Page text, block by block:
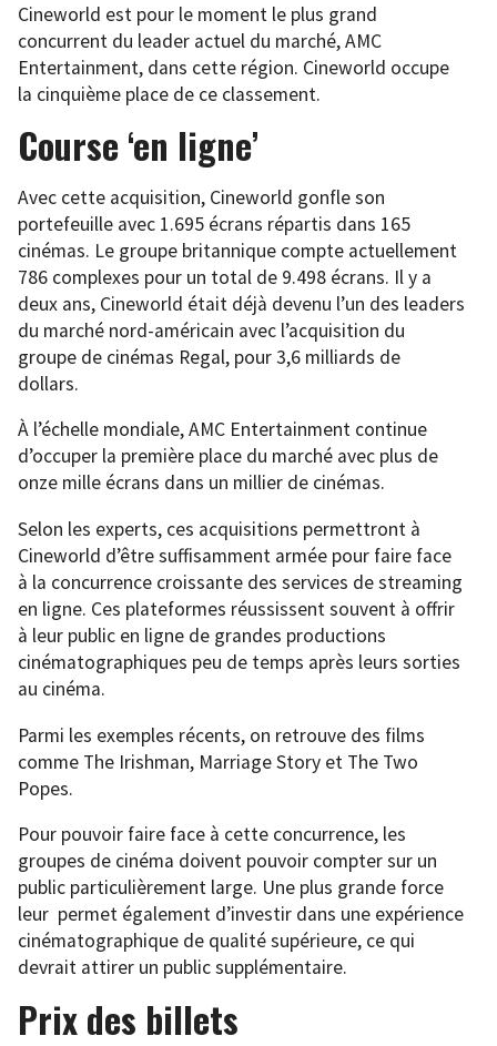
Cineworld est pour le moment le plus grand
concurrent du leader actuel du marché, AMC
Entertainment, dans cette région. Cineworld occupe
la cinquième place de ce classement.
Course ‘en ligne’
Avec cette acquisition, Cineworld gonfle son
portefeuille avec 1.695 écrans répartis dans 165
cinémas. Le groupe britannique compte actuellement
786 complexes pour un total de 9.498 écrans. Il y a
deux ans, Cineworld était déjà devenu l’un des leaders
du marché nord-américain avec l’acquisition du
groupe de cinémas Regal, pour 3,6 milliards de
dollars.
À l’échelle mondiale, AMC Entertainment continue
d’occuper la première place du marché avec plus de
onze mille écrans dans un millier de cinémas.
Selon les experts, ces acquisitions permettront à
Cineworld d’être suffisamment armée pour faire face
à la concurrence croissante des services de streaming
en ligne. Ces plateformes réussissent souvent à offrir
à leur public en ligne de grandes productions
cinématographiques peu de temps après leurs sorties
au cinéma.
Parmi les exemples récents, on retrouve des films
comme The Irishman, Marriage Story et The Two
Popes.
Pour pouvoir faire face à cette concurrence, les
groupes de cinéma doivent pouvoir compter sur un
public particulièrement large. Une plus grande force
leur permet également d’investir dans une expérience
cinématographique de qualité supérieure, ce qui
devrait attirer un public supplémentaire.
Prix des billets